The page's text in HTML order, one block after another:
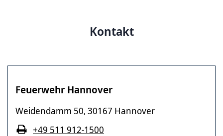
Kontakt
Feuerwehr Hannover
Weidendamm 50, 30167 Hannover
+49 511 912-1500